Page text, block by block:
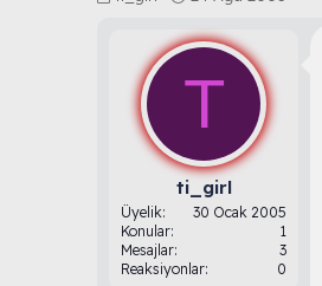
a
a
ş
a
ç
a
h
T
ti_girl
Üyelik
30 Ocak 2005
Konular
1
Mesajlar
3
Reaksiyonlar
0